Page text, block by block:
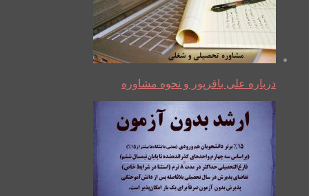
درباره علی باقرپور و نحوه مشاوره